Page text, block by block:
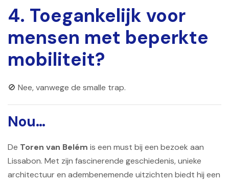
4. Toegankelijk voor
mensen met beperkte
mobiliteit?
🚫 Nee, vanwege de smalle trap.
Nou…
De Toren van Belém is een must bij een bezoek aan
Lissabon. Met zijn fascinerende geschiedenis, unieke
architectuur en adembenemende uitzichten biedt hij een